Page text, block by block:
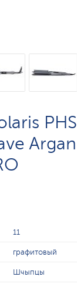
PHS
Argan
11
графитовый
Шчыпцы